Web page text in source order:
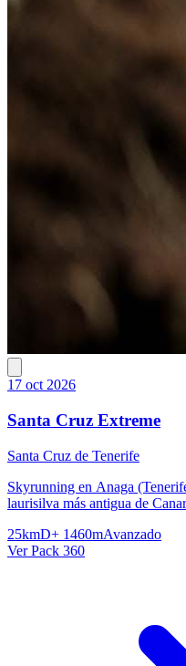
17 oct 2026
Santa Cruz Extreme
Santa Cruz de Tenerife
Skyrunning en Anaga
laurisilva más antigua de
25kmD+ 1460mAvanzado
Ver Pack 360